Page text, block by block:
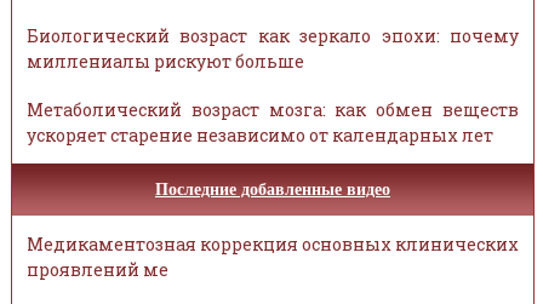
Биологический возраст как зеркало эпохи: почему
миллениалы рискуют больше
Метаболический возраст мозга: как обмен веществ
ускоряет старение независимо от календарных лет
Последние добавленные видео
Медикаментозная коррекция основных клинических
проявлений ме